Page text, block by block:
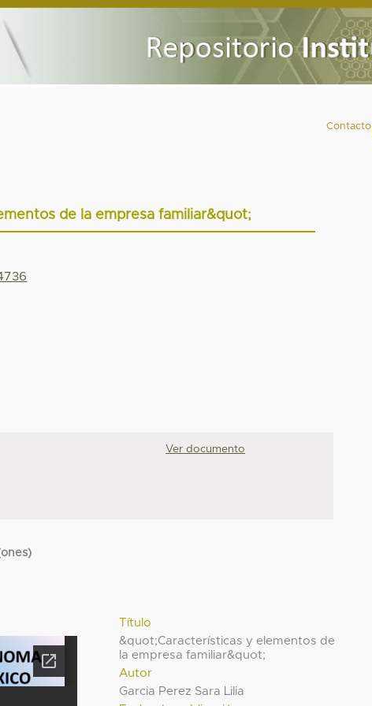
Contacto
de la empresa familiar&quot;
Ver documento
Título
&quot;Características y elementos de
la empresa familiar&quot;
Autor
Garcia Perez Sara Lilia